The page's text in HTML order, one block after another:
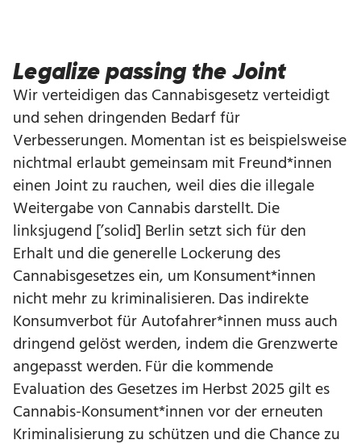
Legalize passing the Joint
Wir verteidigen das Cannabisgesetz verteidigt
und sehen dringenden Bedarf für
Verbesserungen. Momentan ist es beispielsweise
nichtmal erlaubt gemeinsam mit Freund*innen
einen Joint zu rauchen, weil dies die illegale
Weitergabe von Cannabis darstellt. Die
linksjugend [’solid] Berlin setzt sich für den
Erhalt und die generelle Lockerung des
Cannabisgesetzes ein, um Konsument*innen
nicht mehr zu kriminalisieren. Das indirekte
Konsumverbot für Autofahrer*innen muss auch
dringend gelöst werden, indem die Grenzwerte
angepasst werden. Für die kommende
Evaluation des Gesetzes im Herbst 2025 gilt es
Cannabis-Konsument*innen vor der erneuten
Kriminalisierung zu schützen und die Chance zu